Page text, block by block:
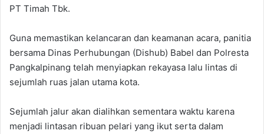
PT Timah Tbk.
Guna memastikan kelancaran dan keamanan acara, panitia
bersama Dinas Perhubungan (Dishub) Babel dan Polresta
Pangkalpinang telah menyiapkan rekayasa lalu lintas di
sejumlah ruas jalan utama kota.
Sejumlah jalur akan dialihkan sementara waktu karena
menjadi lintasan ribuan pelari yang ikut serta dalam